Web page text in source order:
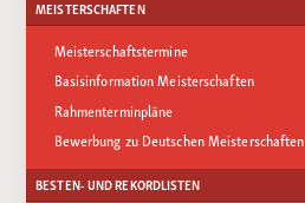
MEISTERSCHAFTEN
Meisterschaftstermine
Basisinformation Meisterschaften
Rahmenterminpläne
Bewerbung zu Deutschen Meisterschaften
BESTEN- UND REKORDLISTEN